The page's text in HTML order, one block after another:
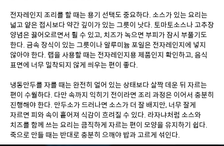
전자레인지 조리를 할 때는 용기 선택도 중요하다. 소스가 있는 요리는
넓고 얕은 접시보다 약간 깊이가 있는 그릇이 낫다. 토마토소스나 고추장
양념은 끓어오르면서 튈 수 있고, 치즈가 녹으면 부피가 잠시 부풀기도
한다. 금속 장식이 있는 그릇이나 알루미늄 포일은 전자레인지에 넣지
않아야 한다. 랩을 사용할 때는 전자레인지용 제품인지 확인하고, 음식
표면에 너무 밀착되지 않게 씌우는 편이 좋다.
냉동만두를 자를 때는 완전히 얼어 있는 상태보다 살짝 데운 뒤 자르는
편이 수월하다. 다만 속까지 익히기 전이라면 조리 과정은 이어서 충분히
진행해야 한다. 만두소가 드러나면 소스가 더 잘 배지만, 너무 잘게
자르면 피와 속이 흩어져 식감이 흐려질 수 있다. 라자냐처럼 소스와
치즈를 함께 쓰는 요리는 큼직하게 자르는 편이 모양을 유지하기 쉽다.
죽으로 만들 때는 반대로 충분히 으깨야 밥과 고르게 섞인다.